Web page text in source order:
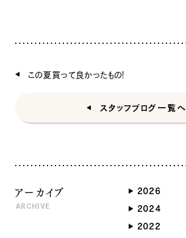
ナチュラル
この夏買って良かったもの！
スタッフブログ一覧へ
アーカイブ
ARCHIVE
2026
2024
2022